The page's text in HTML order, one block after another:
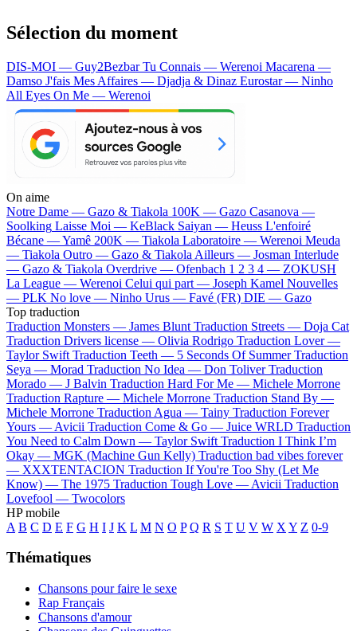
Sélection du moment
DIS-MOI — Guy2BezbarTu Connais — Werenoi Macarena —
Damso J'fais Mes Affaires — Djadja & Dinaz Eurostar — Ninho
All Eyes On Me — Werenoi
On aime
Notre Dame — Gazo & Tiakola 100K — Gazo Casanova —
Soolking Laisse Moi — KeBlack Saiyan — Heuss L'enfoiré
Bécane —Yamê 200K — Tiakola Laboratoire — Werenoi Meuda
— Tiakola Outro — Gazo & Tiakola Ailleurs — Josman Interlude
— Gazo & Tiakola Overdrive — Ofenbach 1 2 3 4 — ZOKUSH
La League — Werenoi Celui qui part — Joseph Kamel Nouvelles
— PLK No love — Ninho Urus — Favé (FR) DIE — Gazo
Top traduction
Traduction Monsters — James Blunt Traduction Streets — Doja Cat
Traduction Drivers license — Olivia Rodrigo Traduction Lover —
Taylor Swift Traduction Teeth — 5 Seconds Of Summer Traduction
Seya — Morad Traduction No Idea — Don Toliver Traduction
Morado — J Balvin Traduction Hard For Me — Michele Morrone
Traduction Rapture — Michele Morrone Traduction Stand By —
Michele Morrone Traduction Agua — Tainy Traduction Forever
Yours — Avicii Traduction Come & Go — Juice WRLD Traduction
You Need to Calm Down — Taylor Swift Traduction I Think I’m
Okay — MGK (Machine Gun Kelly) Traduction bad vibes forever
— XXXTENTACION Traduction If You're Too Shy (Let Me
Know) — The 1975 Traduction Tough Love — Avicii Traduction
Lovefool — Twocolors
HP mobile
A B C D E F G H I J K L M N O P Q R S T U V W X Y Z 0-9
Thématiques
Chansons pour faire le sexe
Rap Français
Chansons d'amour